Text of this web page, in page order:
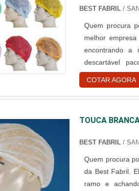
BEST FABRIL /
Quem procura
melhor
encontrando a
descartável
assertividade
reforços em
COTAR AGORA
TOUCA
BEST FABRIL /
Quem procura
da Best Fabril.
ramo e